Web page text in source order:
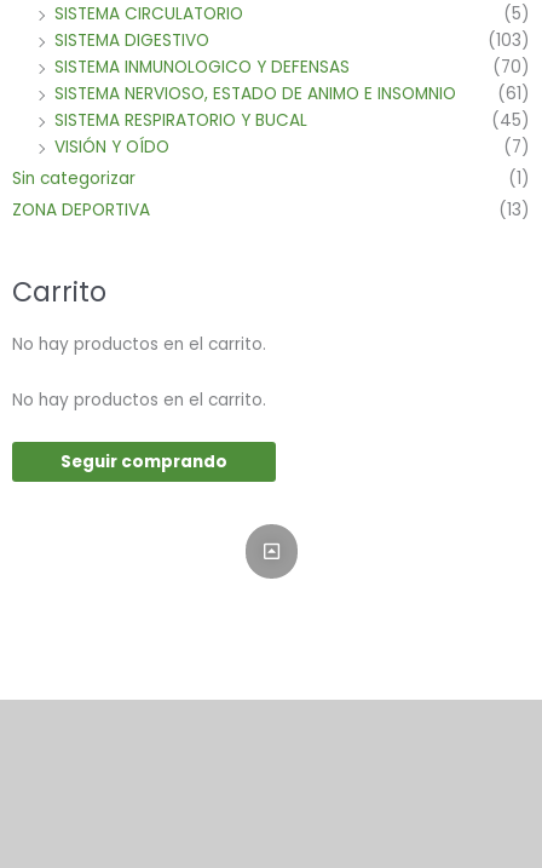
SISTEMA CIRCULATORIO
(5)
SISTEMA DIGESTIVO
(103)
SISTEMA INMUNOLOGICO Y DEFENSAS
(70)
SISTEMA NERVIOSO, ESTADO DE ANIMO E INSOMNIO
(61)
SISTEMA RESPIRATORIO Y BUCAL
(45)
VISIÓN Y OÍDO
(7)
Sin categorizar
(1)
ZONA DEPORTIVA
(13)
Carrito
No hay productos en el carrito.
No hay productos en el carrito.
Seguir comprando